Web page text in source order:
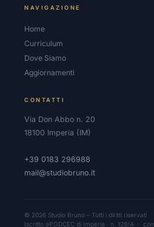
NAVIGAZIONE
Home
Curriculum
Dove Siamo
Aggiornamenti
CONTATTI
Via Don Abbo n. 20
18100 Imperia (IM)
+39 0183 296988
mail@studiobruno.it
© 2026 Studio Bruno – Tutti i diritti riservati
Iscritto all'ODCEC di Imperia · n. 128/A ·